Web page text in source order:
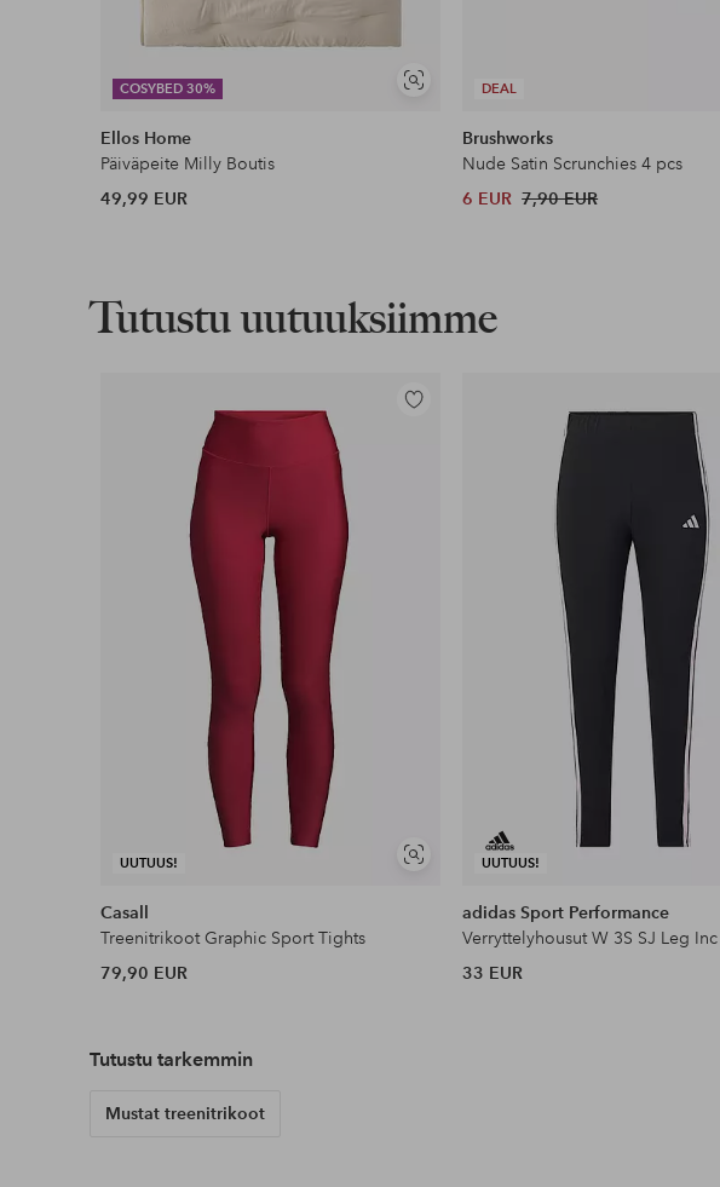
COSYBED 30%
Näytä
Ellos Home
Päiväpeite Milly Boutis
49,99 EUR
DEAL
Brushworks
Nude Satin Scrunchies 4 pcs
6 EUR 7,90 EUR
Tutustu uutuuksiimme
UUTUUS!
Näytä
Lisää
Casall
Treenitrikoot Graphic Sport Tights
79,90 EUR
UUTUUS!
adidas Sport Performance
Verryttelyhousut W 3S SJ Leg Inc
33 EUR
Tutustu tarkemmin
Mustat treenitrikoot